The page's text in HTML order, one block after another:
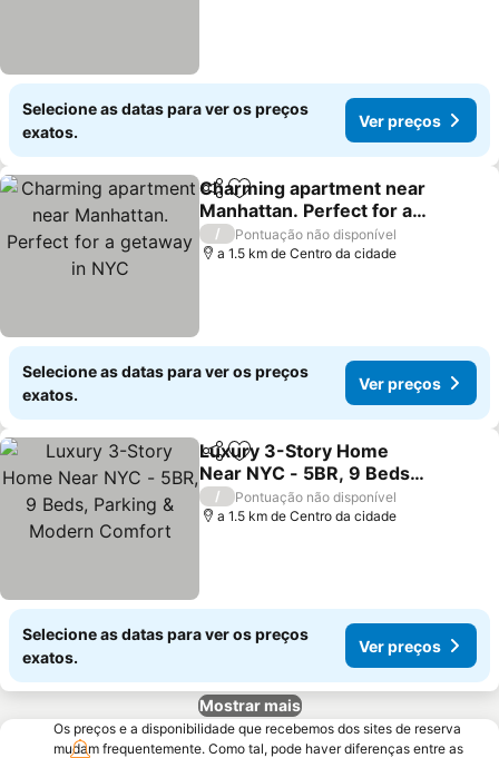
Selecione as datas para ver os preços
exatos.
Ver preços
PartilharAdicionar aos favoritos
Charming apartment near
Manhattan. Perfect for a
getaway in NYC
Ver preços
/
Pontuação não disponível
a 1.5 km de Centro da cidade
Selecione as datas para ver os preços
exatos.
Ver preços
PartilharAdicionar aos favoritos
Luxury 3-Story Home
Near NYC - 5BR, 9 Beds,
Parking & Modern
Comfort
Ver preços
/
Pontuação não disponível
a 1.5 km de Centro da cidade
Selecione as datas para ver os preços
exatos.
Ver preços
Mostrar mais
Os preços e a disponibilidade que recebemos dos sites de reserva
mudam frequentemente. Como tal, pode haver diferenças entre as